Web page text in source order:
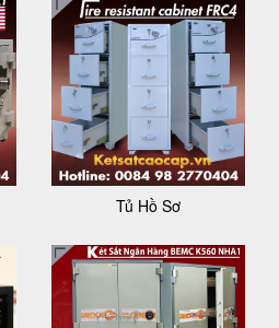
Tủ Hồ Sơ